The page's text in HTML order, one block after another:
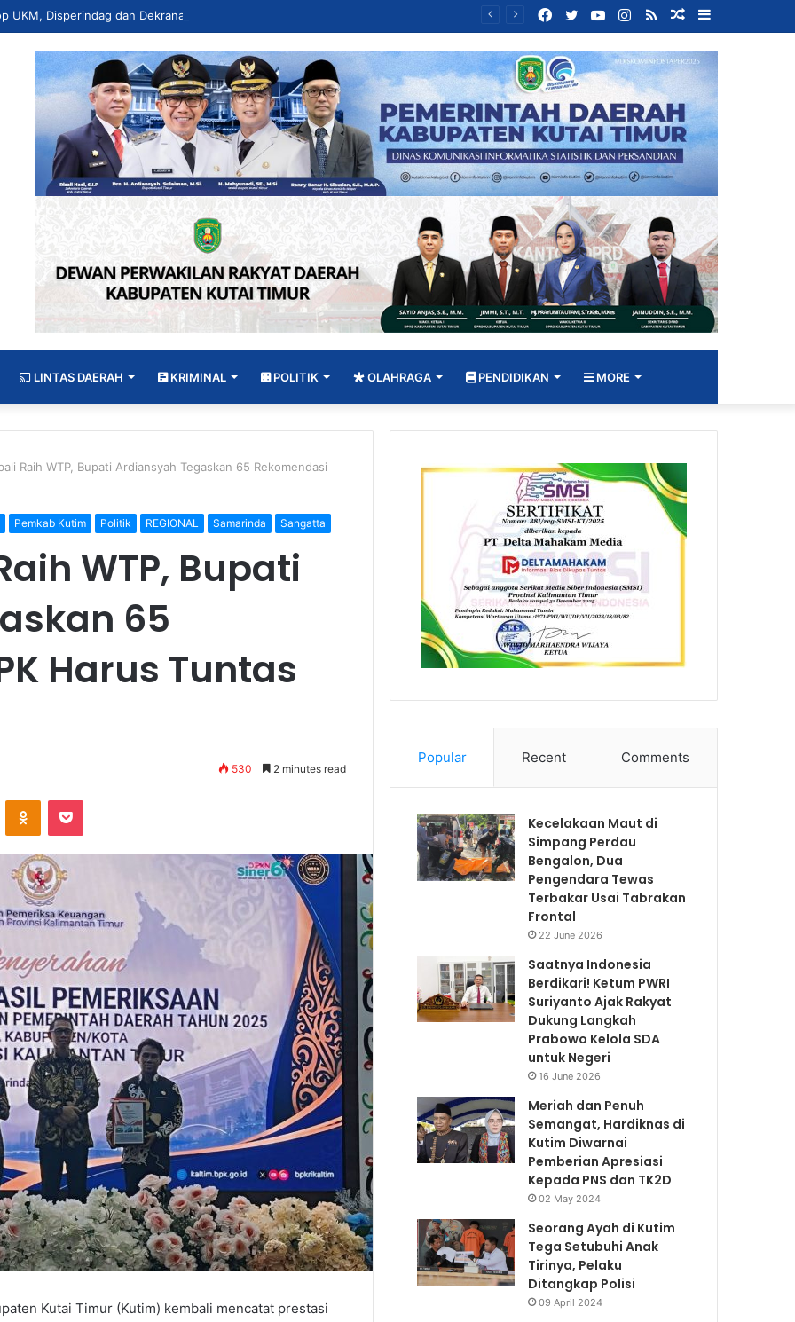
Random
Article
RSS
Instagram
YouTube
Twitter
Facebook
LINTAS DAERAH KRIMINAL POLITIK OLAHRAGA PENDIDIKAN MORE
Raih WTP, Bupati Ardiansyah Tegaskan 65 Rekomendasi
Pemkab Kutim Politik REGIONAL Samarinda Sangatta
WTP, Bupati
65
Harus Tuntas
530 2 minutes read
Kutai Timur (Kutim) kembali mencatat prestasi
Popular Recent Comments
Kecelakaan Maut di
Simpang Perdau
Bengalon, Dua
Pengendara Tewas
Terbakar Usai Tabrakan
Frontal
22 June 2026
Saatnya Indonesia
Berdikari! Ketum PWRI
Suriyanto Ajak Rakyat
Dukung Langkah
Prabowo Kelola SDA
untuk Negeri
16 June 2026
Meriah dan Penuh
Semangat, Hardiknas di
Kutim Diwarnai
Pemberian Apresiasi
Kepada PNS dan TK2D
02 May 2024
Seorang Ayah di Kutim
Tega Setubuhi Anak
Tirinya, Pelaku
Ditangkap Polisi
09 April 2024